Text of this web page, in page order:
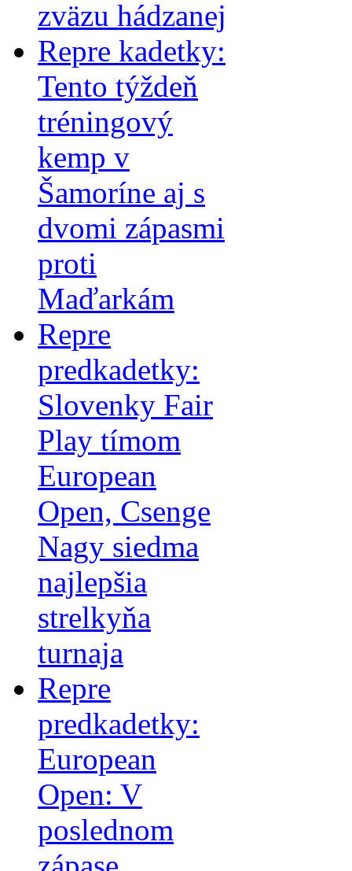
zväzu hádzanej
Repre kadetky:
Tento týždeň
tréningový
kemp v
Šamoríne aj s
dvomi zápasmi
proti
Maďarkám
Repre
predkadetky:
Slovenky Fair
Play tímom
European
Open, Csenge
Nagy siedma
najlepšia
strelkyňa
turnaja
Repre
predkadetky:
European
Open: V
poslednom